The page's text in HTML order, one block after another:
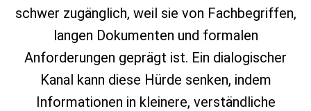
schwer zugänglich, weil sie von Fachbegriffen,
langen Dokumenten und formalen
Anforderungen geprägt ist. Ein dialogischer
Kanal kann diese Hürde senken, indem
Informationen in kleinere, verständliche